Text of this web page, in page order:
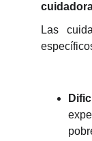
Las